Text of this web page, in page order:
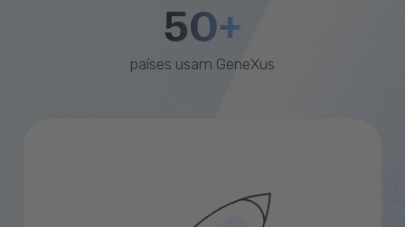
50+
países usam GeneXus